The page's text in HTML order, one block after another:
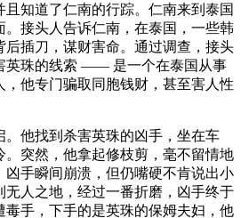
且知道了仁南的行踪。仁南来到泰国
。接头人告诉仁南，在泰国，一些韩
后插刀，谋财害命。通过调查，接头
英珠的线索 —— 是一个在泰国从事
，他专门骗取同胞钱财，甚至害人性
。他找到杀害英珠的凶手，坐在车
。突然，他拿起修枝剪，毫不留情地
凶手瞬间崩溃，但仍嘴硬不肯说出小
无人之地，经过一番折磨，凶手终于
毒手，下手的是英珠的保姆夫妇，他